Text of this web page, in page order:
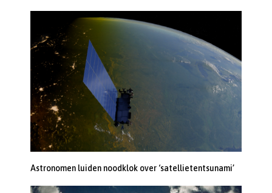
Astronomen luiden noodklok over ‘satellietentsunami’